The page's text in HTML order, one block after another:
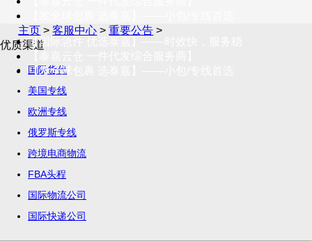
【国际急件 优选泰嘉】——时效快，服务稳
【发全球包裹 选泰嘉】——小包/专线首选
主页 >客服中心 >重要公告 >
优质渠道
国际货代
美国专线
欧洲专线
俄罗斯专线
跨境电商物流
FBA头程
国际物流公司
国际快递公司